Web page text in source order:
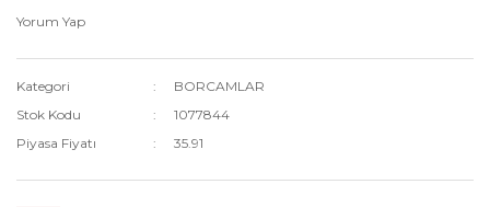
Yorum Yap
Kategori
BORCAMLAR
Stok Kodu
1077844
Piyasa Fiyatı
35.91